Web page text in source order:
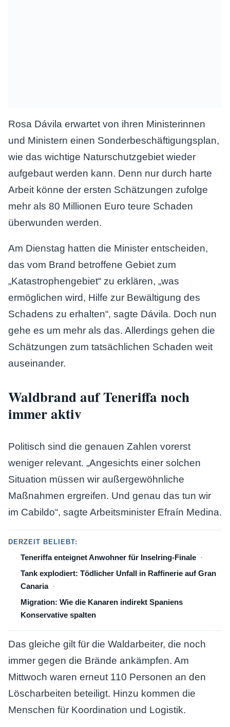
Rosa Dávila erwartet von ihren Ministerinnen
und Ministern einen Sonderbeschäftigungsplan,
wie das wichtige Naturschutzgebiet wieder
aufgebaut werden kann. Denn nur durch harte
Arbeit könne der ersten Schätzungen zufolge
mehr als 80 Millionen Euro teure Schaden
überwunden werden.
Am Dienstag hatten die Minister entscheiden,
das vom Brand betroffene Gebiet zum
„Katastrophengebiet“ zu erklären, „was
ermöglichen wird, Hilfe zur Bewältigung des
Schadens zu erhalten“, sagte Dávila. Doch nun
gehe es um mehr als das. Allerdings gehen die
Schätzungen zum tatsächlichen Schaden weit
auseinander.
Waldbrand auf Teneriffa noch
immer aktiv
Politisch sind die genauen Zahlen vorerst
weniger relevant. „Angesichts einer solchen
Situation müssen wir außergewöhnliche
Maßnahmen ergreifen. Und genau das tun wir
im Cabildo“, sagte Arbeitsminister Efraín Medina.
DERZEIT BELIEBT:
Teneriffa enteignet Anwohner für Inselring-Finale
Tank explodiert: Tödlicher Unfall in Raffinerie auf Gran
Canaria
Migration: Wie die Kanaren indirekt Spaniens
Konservative spalten
Das gleiche gilt für die Waldarbeiter, die noch
immer gegen die Brände ankämpfen. Am
Mittwoch waren erneut 110 Personen an den
Löscharbeiten beteiligt. Hinzu kommen die
Menschen für Koordination und Logistik.